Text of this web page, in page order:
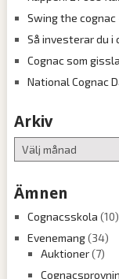
Swing the
Så investerar du i
Cognac som
National Cognac
Arkiv
Arkiv
Ämnen
Cognacsskola (10)
Evenemang(34)
Auktioner(7)